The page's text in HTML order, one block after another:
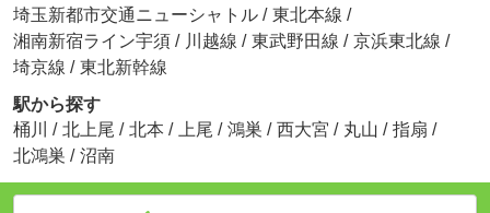
埼玉新都市交通ニューシャトル / 東北本線 /
湘南新宿ライン宇須 / 川越線 / 東武野田線 / 京浜東北線 /
埼京線 / 東北新幹線
駅から探す
桶川
/ 北上尾 / 北本 / 上尾 / 鴻巣 / 西大宮 / 丸山 / 指扇 /
北鴻巣 / 沼南